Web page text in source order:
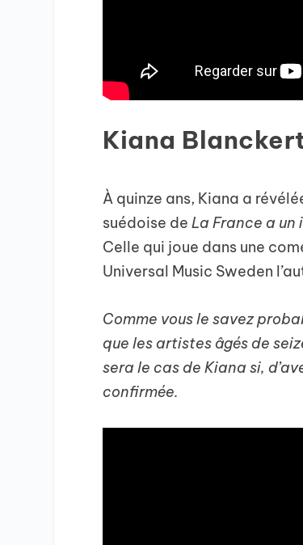
Kiana
À quinze ans, Kiana a
suédoise deLa France a
Celle qui joue dans une
Universal Music Sweden
Comme vous le savez
que les artistes âgés de
sera le cas de Kiana si,
confirmée.